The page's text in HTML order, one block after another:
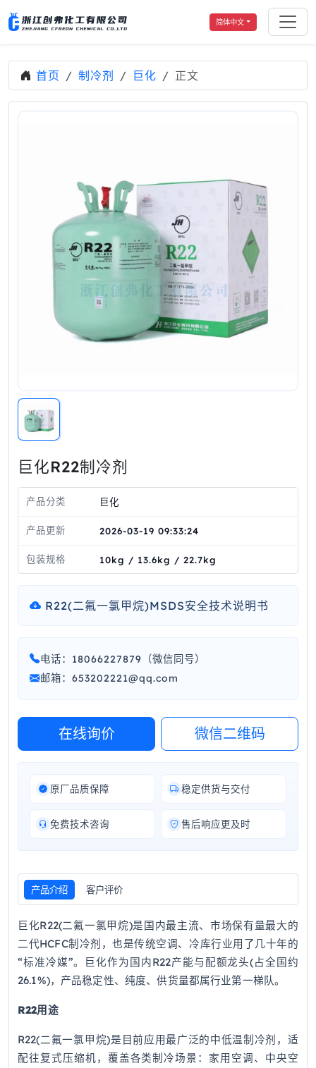
简体中文
首页 制冷剂 巨化 正文
巨化R22制冷剂
产品分类 巨化
产品更新 2026-03-19 09:33:24
包装规格 10kg / 13.6kg / 22.7kg
R22(二氟一氯甲烷)MSDS安全技术说明书
电话：18066227879（微信同号）
邮箱：653202221@qq.com
在线询价 微信二维码
原厂品质保障 稳定供货与交付
免费技术咨询 售后响应更及时
产品介绍 客户评价
巨化R22(二氟一氯甲烷)是国内最主流、市场保有量最大的
二代HCFC制冷剂，也是传统空调、冷库行业用了几十年的
“标准冷媒”。巨化作为国内R22产能与配额龙头(占全国约
26.1%)，产品稳定性、纯度、供货量都属行业第一梯队。
R22用途
R22(二氟一氯甲烷)是目前应用最广泛的中低温制冷剂，适
配往复式压缩机，覆盖各类制冷场景：家用空调、中央空